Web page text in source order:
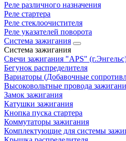
Реле различного назначения
Реле стартера
Реле стеклоочистителя
Реле указателей поворота
Система зажигания
Система зажигания
Свечи зажигания "APS"
Бегунок распределителя
Вариаторы (Добавочные
Высоковольтные провода
Замок зажигания
Катушки зажигания
Кнопка пуска стартера
Коммутаторы зажигания
Комплектующие для системы